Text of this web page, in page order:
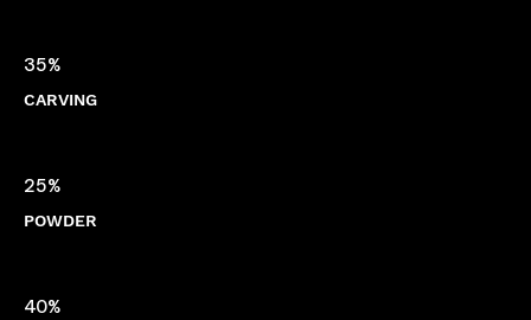
35%
CARVING
25%
POWDER
40%